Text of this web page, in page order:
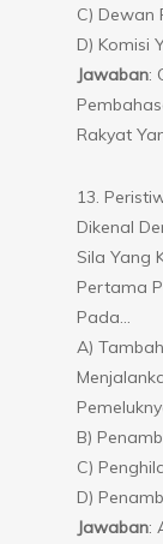
C) Dewan
D) Komisi
Jawaban:
Rakyat
13.
Dikenal
Sila Yang
Pertama
Pada…
A)
B)
C)
D)
Jawaban: